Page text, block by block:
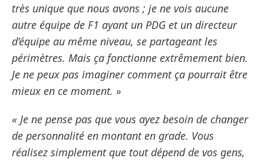
très unique que nous avons ; je ne vois aucune
autre équipe de F1 ayant un PDG et un directeur
d’équipe au même niveau, se partageant les
périmètres. Mais ça fonctionne extrêmement bien.
Je ne peux pas imaginer comment ça pourrait être
mieux en ce moment. »
« Je ne pense pas que vous ayez besoin de changer
de personnalité en montant en grade. Vous
réalisez simplement que tout dépend de vos gens,